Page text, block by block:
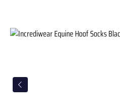
Bildergalerie überspringen